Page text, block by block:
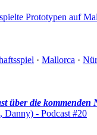
Prototypen auf
· Mallorca ·
über die
Danny) - Podcast #20